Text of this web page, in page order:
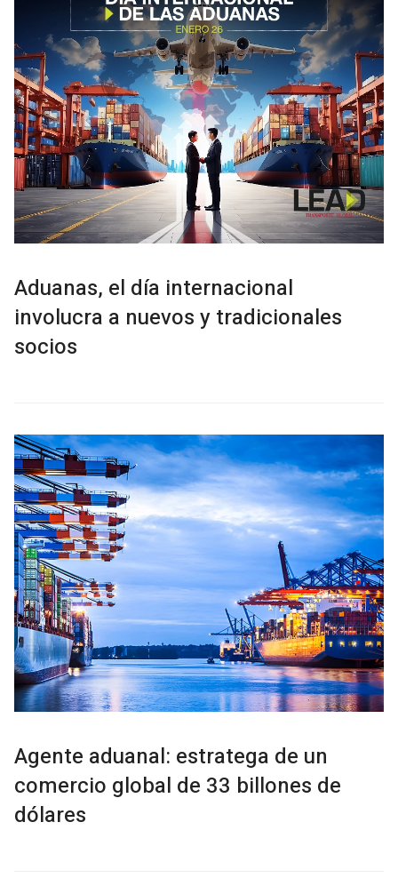
Aduanas, el día internacional
involucra a nuevos y tradicionales
socios
Agente aduanal: estratega de un
comercio global de 33 billones de
dólares